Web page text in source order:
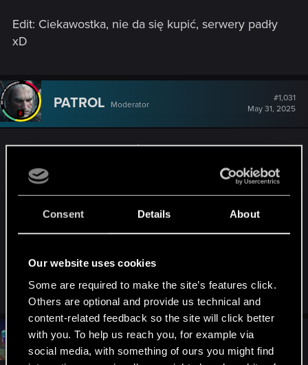
Consent Details About
Our website uses cookies
Some are required to make the site’s features click.
Others are optional and provide us technical and
content-related feedback so the site will click better
with you. To help us reach you, for example via
social media, with something of ours you might find
Edit: Ciekawostka, nie da się kupić, serwery padły
xD
PATROL Moderator
#1,031
May 31, 2025
Czekam z niecierpliwością na ogłoszenie co z
edycją fizyczną, bo nie wiem, czy polować na
poprzednie tomy na półkę
Gdy zawiesili wydawanie, uznałem, że nie ma
sensu, ale teraz jest nadzieja (ta nadzieja też
pochodzi z zamkniętej grupy na FB, dzięki
R
e
c
t
o
rafal12322 andZUBER92
ZUBER92
May 31, 2025